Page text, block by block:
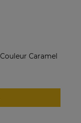
Caramel